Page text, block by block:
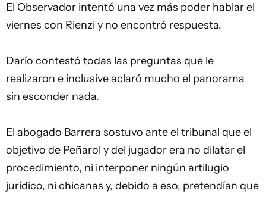
El Observador intentó una vez más poder hablar el
viernes con Rienzi y no encontró respuesta.
Darío contestó todas las preguntas que le
realizaron e inclusive aclaró mucho el panorama
sin esconder nada.
El abogado Barrera sostuvo ante el tribunal que el
objetivo de Peñarol y del jugador era no dilatar el
procedimiento, ni interponer ningún artilugio
jurídico, ni chicanas y, debido a eso, pretendían que